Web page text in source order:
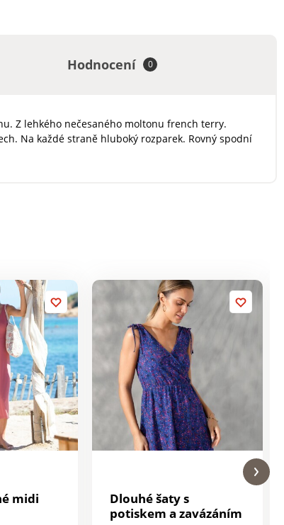
Hodnocení 0
Z lehkého nečesaného moltonu french terry.
Na každé straně hluboký rozparek. Rovný spodní
midi
Dlouhé šaty s
potiskem a zavázáním